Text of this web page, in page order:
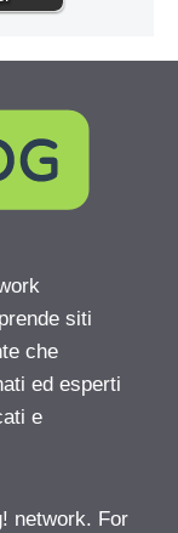
siti
che
ed esperti
e
network. For